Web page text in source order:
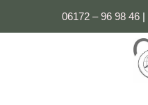
06172 – 96 98 46 |